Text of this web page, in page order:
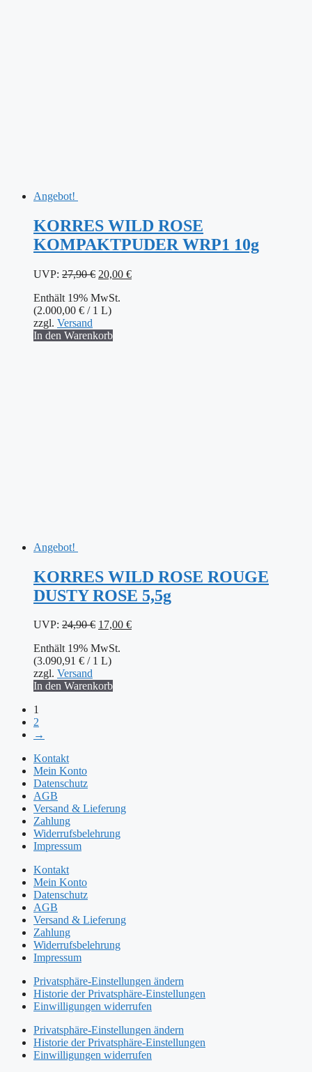
Angebot!
KORRES WILD ROSE
KOMPAKTPUDER WRP1 10g
UVP: 27,90€ Ursprünglicher
war:
27,90 €
20,00 €Aktueller
Enthält 19% MwSt.
(2.000,00 € / 1 L)
zzgl. Versand
In den Warenkorb
Angebot!
KORRES WILD ROSE ROUGE
DUSTY ROSE 5,5g
UVP: 24,90€ Ursprünglicher
war:
24,90 €
17,00 €Aktueller
Enthält 19% MwSt.
(3.090,91 € / 1 L)
zzgl. Versand
In den Warenkorb
1
2
→
Kontakt
Mein Konto
Datenschutz
AGB
Versand & Lieferung
Zahlung
Widerrufsbelehrung
Impressum
Kontakt
Mein Konto
Datenschutz
AGB
Versand & Lieferung
Zahlung
Widerrufsbelehrung
Impressum
Privatsphäre-Einstellungen ändern
Historie der Privatsphäre-Einstellungen
Einwilligungen widerrufen
Privatsphäre-Einstellungen ändern
Historie der Privatsphäre-Einstellungen
Einwilligungen widerrufen